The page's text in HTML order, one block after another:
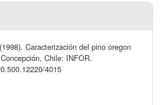
Caracterización del pino oregon
Chile: INFOR.
4015